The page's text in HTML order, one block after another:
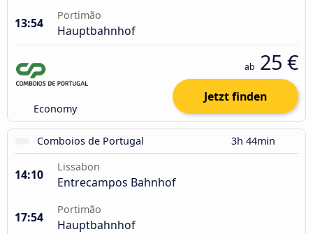
13:54
Portimão
Hauptbahnhof
Economy
ab 25 €
Jetzt finden
Comboios de Portugal 3h 44min
14:10
Lissabon
Entrecampos Bahnhof
17:54
Portimão
Hauptbahnhof